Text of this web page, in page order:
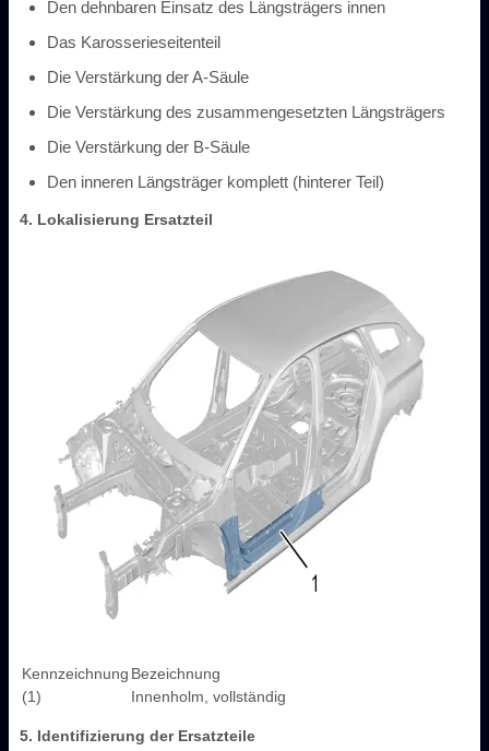
Den dehnbaren Einsatz des Längsträgers innen
Das Karosserieseitenteil
Die Verstärkung der A-Säule
Die Verstärkung des zusammengesetzten Längsträgers
Die Verstärkung der B-Säule
Den inneren Längsträger komplett (hinterer Teil)
4. Lokalisierung Ersatzteil
Kennzeichnung Bezeichnung
(1)
Innenholm, vollständig
5. Identifizierung der Ersatzteile